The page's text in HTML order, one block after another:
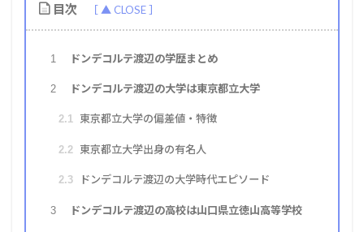
目次
1 ドンデコルテ渡辺の学歴まとめ
2 ドンデコルテ渡辺の大学は東京都立大学
2.1 東京都立大学の偏差値・特徴
2.2 東京都立大学出身の有名人
2.3 ドンデコルテ渡辺の大学時代エピソード
3 ドンデコルテ渡辺の高校は山口県立徳山高等学校